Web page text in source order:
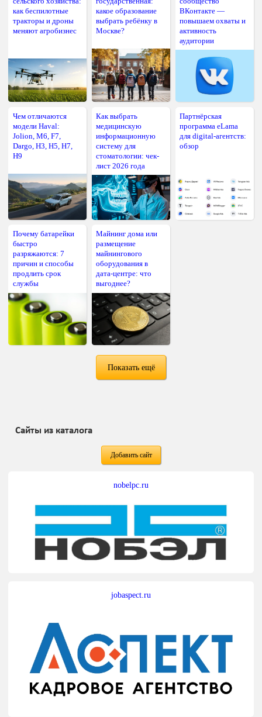
как беспилотные
тракторы и дроны
меняют агробизнес
какое образование
выбрать ребёнку в
Москве?
ВКонтакте —
повышаем охваты и
активность
аудитории
Чем отличаются
модели Haval:
Jolion, M6, F7,
Dargo, H3, H5, H7,
H9
Как выбрать
медицинскую
информационную
систему для
стоматологии: чек-
лист 2026 года
Партнёрская
программа eLama
для digital-агентств:
обзор
Почему батарейки
быстро
разряжаются: 7
причин и способы
продлить срок
службы
Майнинг дома или
размещение
майнингового
оборудования в
дата-центре: что
выгоднее?
Показать ещё
Сайты из каталога
Добавить сайт
nobelpc.ru
jobaspect.ru